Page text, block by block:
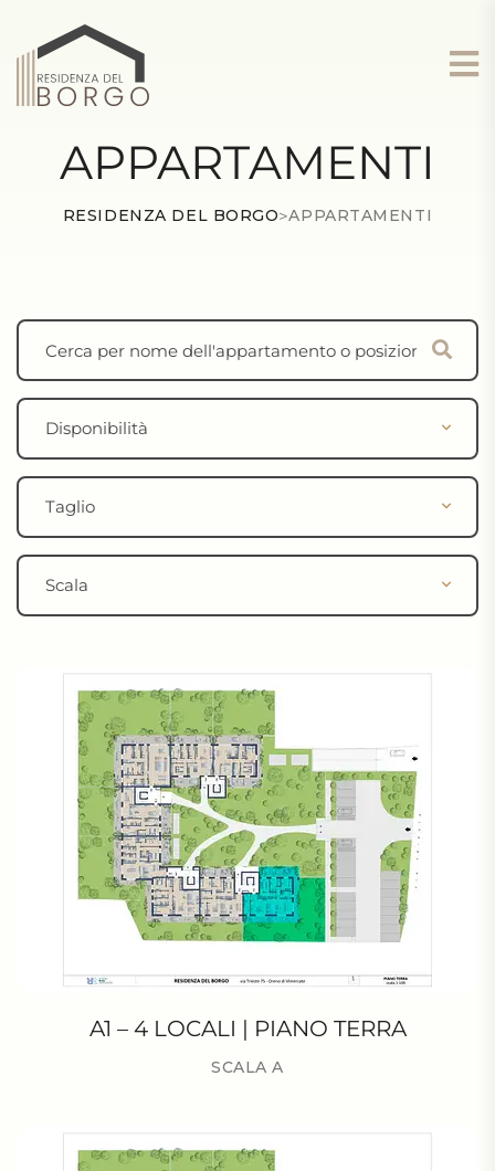
APPARTAMENTI
RESIDENZA DEL BORGO>APPARTAMENTI
A1 – 4 LOCALI | PIANO TERRA
SCALA A